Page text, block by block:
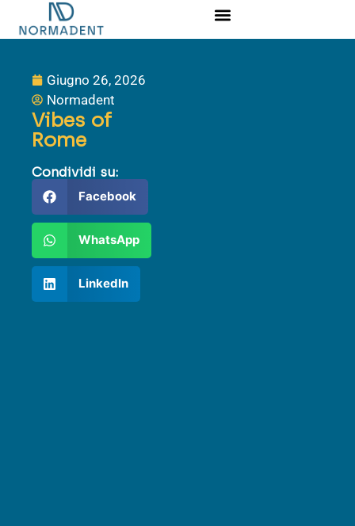
Giugno 26, 2026
Normadent
Vibes of
Rome
Condividi su:
Facebook
WhatsApp
LinkedIn